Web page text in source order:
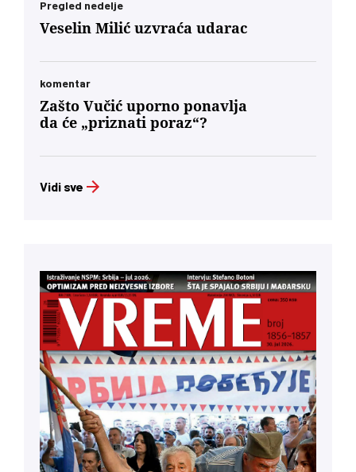
Pregled nedelje
Veselin Milić uzvraća udarac
komentar
Zašto Vučić uporno ponavlja
da će „priznati poraz“?
Vidi sve